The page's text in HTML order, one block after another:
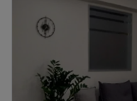
Πέμπτη
Παρασκευή
Σάββατο
Κυριακή